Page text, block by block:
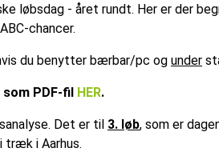
løbsdag - året rundt. Her er der
chancer.
du benytter bærbar/pc og under
PDF-fil HER.
Det er til 3. løb, som er
træk i Aarhus.